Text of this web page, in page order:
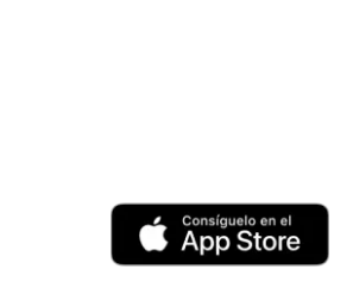
Día
Mundial